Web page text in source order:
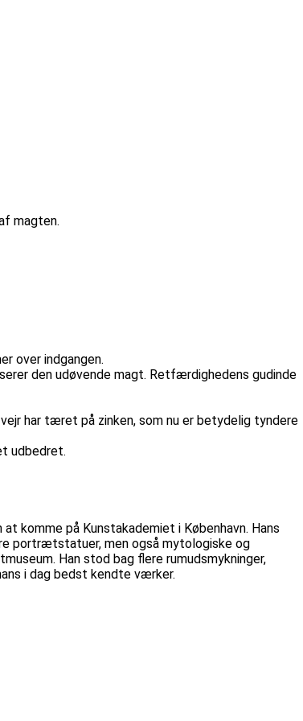
magten.
over indgangen.
den udøvende magt. Retfærdighedens gudinde
har tæret på zinken, som nu er betydelig tyndere
udbedret.
komme på Kunstakademiet i København. Hans
portrætstatuer, men også mytologiske og
Han stod bag flere rumudsmykninger,
i dag bedst kendte værker.